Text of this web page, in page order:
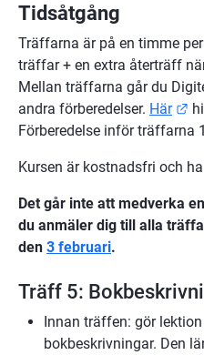
Tidsåtgång
Träffarna är på en timme
träffar + en extra återträff
Mellan träffarna går du
andra förberedelser. Här
Förberedelse inför träffarna
Kursen är kostnadsfri och
Det går inte att medverka
du anmäler dig till alla
den 3 februari.
Träff 5:
Innan träffen: gör
bokbeskrivningar. Den